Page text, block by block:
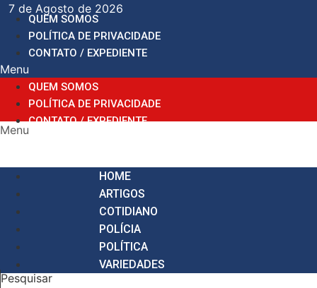
para
conteúdo
7 de Agosto de 2026
QUEM SOMOS
POLÍTICA DE PRIVACIDADE
CONTATO / EXPEDIENTE
Menu
QUEM SOMOS
POLÍTICA DE PRIVACIDADE
CONTATO / EXPEDIENTE
Menu
HOME
ARTIGOS
COTIDIANO
POLÍCIA
POLÍTICA
VARIEDADES
Pesquisar